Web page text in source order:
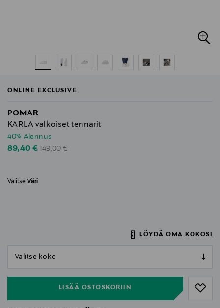
ONLINE EXCLUSIVE
POMAR
KARLA valkoiset tennarit
40% Alennus
Discounted Price
89,40 €Original Price
149,00 €
Valitse Väri
LÖYDÄ OMA KOKOSI
LISÄÄ OSTOSKORIIN